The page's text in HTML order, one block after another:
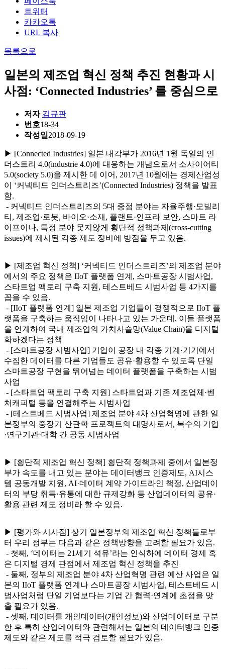
트위터
카카오톡
URL 복사
목록으로
일본의 제조업 혁신 정책 추진 현황과 시
사점: ‘Connected Industries’ 를 중심으로
저자 김규판
번호18-34
작성일 2018-09-19
▶ [Connected Industries] 일본 내각부가 2016년 1월 독일의 인
더스트리 4.0(industrie 4.0)에 대응하는 개념으로서 소사이어티
5.0(society 5.0)을 제시한 데 이어, 2017년 10월에는 경제산업성
이 ‘커넥티드 인더스트리즈’(Connected Industries) 정책을 발표
함.
- 커넥티드 인더스트리즈의 5대 중점 분야는 자율주행·모빌리
티, 제조업·로봇, 바이오·소재, 플랜트·인프라 보안, 스마트 라
이프이나, 특정 분야 못지않게 횡단적 정책과제(cross-cutting
issues)에 제시된 각종 제도 정비에 방점을 두고 있음.
▶ [제조업 혁신 정책] ‘커넥티드 인더스트리즈’의 제조업 분야
에서의 주요 정책은 IIoT 플랫폼 연계, 스마트공장 시범사업,
스타트업 팩토리 구축 지원, 테스트베드 시범사업 등 4가지를
꼽을 수 있음.
- [IIoT 플랫폼 연계] 일본 제조업 기업들이 경쟁적으로 IIoT 플
랫폼을 구축하는 움직임이 나타나고 있는 가운데, 이들 플랫폼
을 연계하여 국내 제조업의 가치사슬망(Value Chain)을 디지털
화하겠다는 정책
- [스마트공장 시범사업] 기업이 공장 내 각종 기계·기기에서
수집한 데이터를 다른 기업들도 공유·활용할 수 있도록 단일
스마트공장 구현을 뛰어넘는 데이터 플랫폼을 구축하는 시범
사업
- [스타트업 팩토리 구축 지원] 스타트업과 기존 제조업체·벤
처캐피털 등을 연결해주는 시범사업
- [테스트베드 시범사업] 제조업 분야 4차 산업혁명에 관한 일
본정부의 중장기 산관학 프로젝트의 대명사로서, 복수의 기업
·연구기관·대학 간 공동 시범사업
▶ [횡단적 제조업 혁신 정책] 횡단적 정책과제 중에서 일본정
부가 속도를 내고 있는 분야는 데이터뱅크 인증제도, AI시스
템 공동개발 지원, AI·데이터 계약 가이드라인 책정, 산업데이
터의 부당 취득·유통에 대한 규제강화 등 산업데이터의 공유·
활용 관련 제도 정비라 할 수 있음.
▶ [평가와 시사점] 상기 일본정부의 제조업 혁신 정책들로부
터 우리 정부는 다음과 같은 정책방향을 고려할 필요가 있음.
- 첫째, ‘데이터는 21세기 석유’라는 인식하에 데이터 경제 혹
은 디지털 경제 관점에서 제조업 혁신 정책을 추진
- 둘째, 정부의 제조업 분야 4차 산업혁명 관련 예산 사업은 일
본의 IIoT 플랫폼 연계나 스마트공장 시범사업, 테스트베드 시
범사업처럼 단일 기업보다는 기업 간 협력·연계에 초점을 맞
출 필요가 있음.
- 셋째, 데이터를 개인데이터(개인정보)와 산업데이터로 구분
한 후 특히 산업데이터와 관련해서는 일본의 데이터뱅크 인증
제도와 같은 제도를 적극 검토할 필요가 있음.